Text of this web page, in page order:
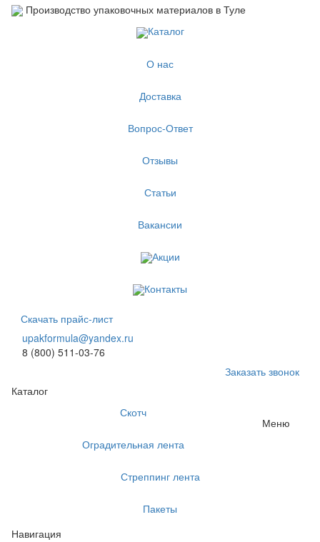
Производство упаковочных материалов в Туле
Каталог
О нас
Доставка
Вопрос-Ответ
Отзывы
Статьи
Вакансии
Акции
Контакты
Скачать прайс-лист
upakformula@yandex.ru
8 (800) 511-03-76
Заказать звонок
Меню
Каталог
Скотч
Оградительная лента
Стреппинг лента
Пакеты
Навигация